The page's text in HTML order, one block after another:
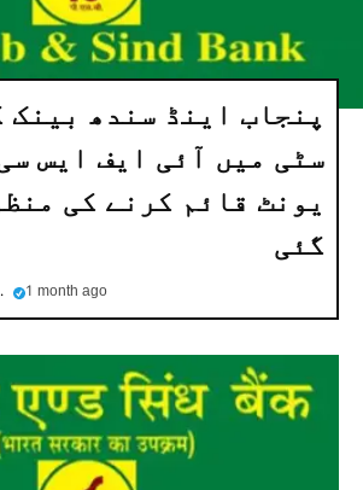
پنجاب اینڈ سندھ بینک
سٹی میں آئی ایف ایس
یونٹ قائم کرنے کی
گئی
1 month ago